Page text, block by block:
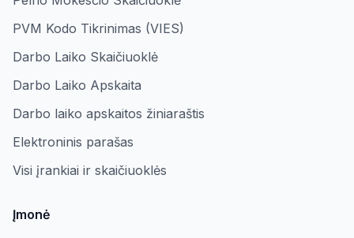
PVM Kodo Tikrinimas (VIES)
Darbo Laiko Skaičiuoklė
Darbo Laiko Apskaita
Darbo laiko apskaitos žiniaraštis
Elektroninis parašas
Visi įrankiai ir skaičiuoklės
Įmonė